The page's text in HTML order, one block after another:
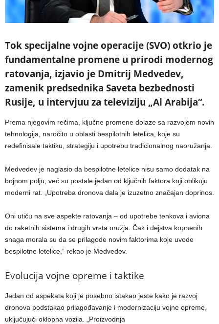
Tok specijalne vojne operacije (SVO) otkrio je
fundamentalne promene u prirodi modernog
ratovanja, izjavio je Dmitrij Medvedev,
zamenik predsednika Saveta bezbednosti
Rusije, u intervjuu za televiziju „Al Arabija“.
Prema njegovim rečima, ključne promene dolaze sa razvojem novih
tehnologija, naročito u oblasti bespilotnih letelica, koje su
redefinisale taktiku, strategiju i upotrebu tradicionalnog naoružanja.
Medvedev je naglasio da bespilotne letelice nisu samo dodatak na
bojnom polju, već su postale jedan od ključnih faktora koji oblikuju
moderni rat. „Upotreba dronova dala je izuzetno značajan doprinos.
Oni utiču na sve aspekte ratovanja – od upotrebe tenkova i aviona
do raketnih sistema i drugih vrsta oružja. Čak i dejstva kopnenih
snaga morala su da se prilagode novim faktorima koje uvode
bespilotne letelice,“ rekao je Medvedev.
Evolucija vojne opreme i taktike
Jedan od aspekata koji je posebno istakao jeste kako je razvoj
dronova podstakao prilagođavanje i modernizaciju vojne opreme,
uključujući oklopna vozila. „Proizvodnja